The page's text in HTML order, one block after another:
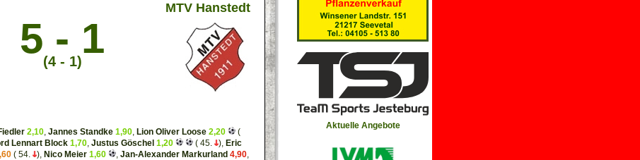
MTV Hanstedt
5 - 1
(4 - 1)
2,10, Jannes Standke 1,90, Lion Oliver Loose 2,20
(
Lennart Block 1,70, Justus Göschel 1,20 ( 45. ), Eric
( 54. ), Nico Meier 1,60 , Jan-Alexander Markurland 4,90,
Aktuelle Angebote